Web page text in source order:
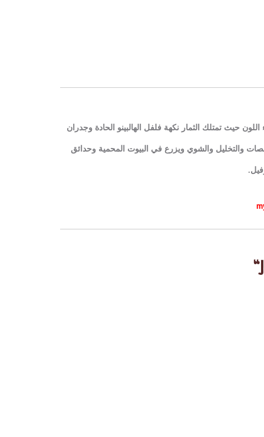
حيث تمتلك الثمار نكهة فلفل الهالبينو الحادة وجدران
والتخليل والشوي ويزرع في البيوت المحمية وحدائق